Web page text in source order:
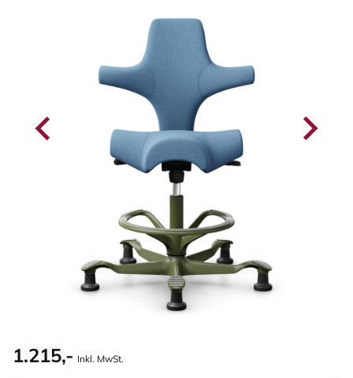
1.215,- Inkl. MwSt.